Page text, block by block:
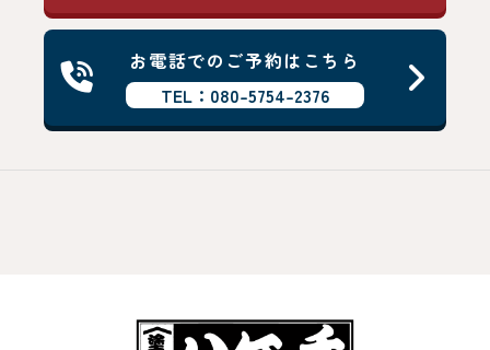
お電話でのご予約はこちら
TEL：080-5754-2376